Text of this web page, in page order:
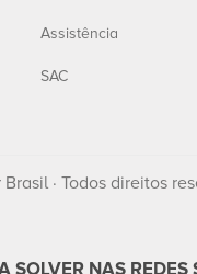
Assistência
SAC
· Todos direitos
SOLVER NAS REDES